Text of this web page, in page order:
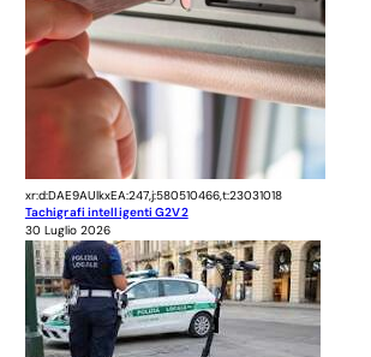
xr:d:DAE9AUlkxEA:247,j:580510466,t:23031018
Tachigrafi intelligenti G2V2
30 Luglio 2026